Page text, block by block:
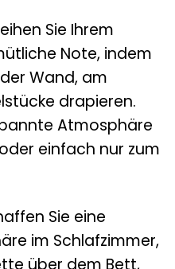
Sie Ihrem
Note, indem
Wand, am
drapieren.
Atmosphäre
einfach nur zum
Sie eine
im Schlafzimmer,
über dem Bett,